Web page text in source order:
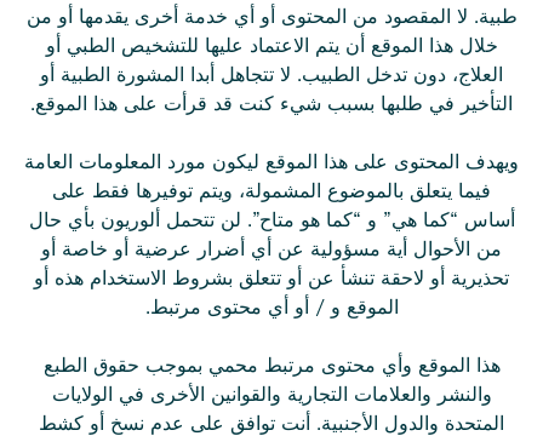
طبية. لا المقصود من المحتوى أو أي خدمة أخرى يقدمها أو من
خلال هذا الموقع أن يتم الاعتماد عليها للتشخيص الطبي أو
العلاج، دون تدخل الطبيب. لا تتجاهل أبدا المشورة الطبية أو
التأخير في طلبها بسبب شيء كنت قد قرأت على هذا الموقع.
ويهدف المحتوى على هذا الموقع ليكون مورد المعلومات العامة
فيما يتعلق بالموضوع المشمولة، ويتم توفيرها فقط على
أساس “كما هي” و “كما هو متاح”. لن تتحمل ألوريون بأي حال
من الأحوال أية مسؤولية عن أي أضرار عرضية أو خاصة أو
تحذيرية أو لاحقة تنشأ عن أو تتعلق بشروط الاستخدام هذه أو
الموقع و / أو أي محتوى مرتبط.
هذا الموقع وأي محتوى مرتبط محمي بموجب حقوق الطبع
والنشر والعلامات التجارية والقوانين الأخرى في الولايات
المتحدة والدول الأجنبية. أنت توافق على عدم نسخ أو كشط